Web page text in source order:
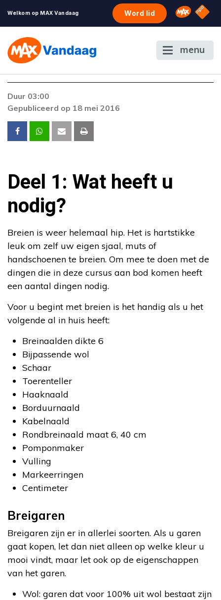
Welkom op MAX Vandaag Word lid Omroep
NPO
menu
Duur 03:00
Gepubliceerd op 18 mei 2016
Deel 1: Wat heeft u
nodig?
Breien is weer helemaal hip. Het is hartstikke
leuk om zelf uw eigen sjaal, muts of
handschoenen te breien. Om mee te doen met de
dingen die in deze cursus aan bod komen heeft
een aantal dingen nodig.
Voor u begint met breien is het handig als u het
volgende al in huis heeft:
Breinaalden dikte 6
Bijpassende wol
Schaar
Toerenteller
Haaknaald
Borduurnaald
Kabelnaald
Rondbreinaald maat 6, 40 cm
Pomponmaker
Vulling
Markeerringen
Centimeter
Breigaren
Breigaren zijn er in allerlei soorten. Als u garen
gaat kopen, let dan niet alleen op welke kleur u
mooi vindt, maar let ook op de eigenschappen
van het garen.
Wol: garen dat voor 100% uit wol bestaat zijn